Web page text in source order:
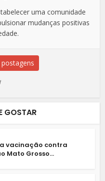
uma comunidade
mudanças positivas
GOSTAR
vacinação contra
Mato Grosso...